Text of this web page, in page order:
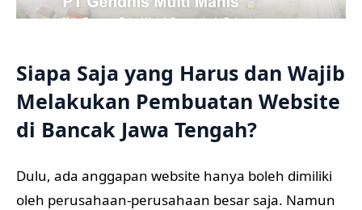
Siapa Saja yang Harus dan Wajib
Melakukan Pembuatan Website
di Bancak Jawa Tengah?
Dulu, ada anggapan website hanya boleh dimiliki
oleh perusahaan-perusahaan besar saja. Namun